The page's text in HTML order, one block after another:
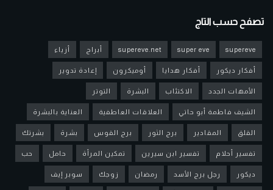
تصفح حسب التاج
supereve
super eve
supereve.net أبراج أزياء
أفكار ديكور أفكار هدايا أوميكرون إعادة تدوير
الأمهات الجدد الاكتئاب البشرة التوتر
الشيف فاطمة أبو حاتي العلاقات العاطفية العناية بالبشرة
القلق المقادير برج الثور برج القوس بشرة بشرتك
تفسير أحلام تفسير ابن سيرين تمكين المرأة حامل حب
ديكور رجل برج الأسد رمضان زوجك سوبر إيف